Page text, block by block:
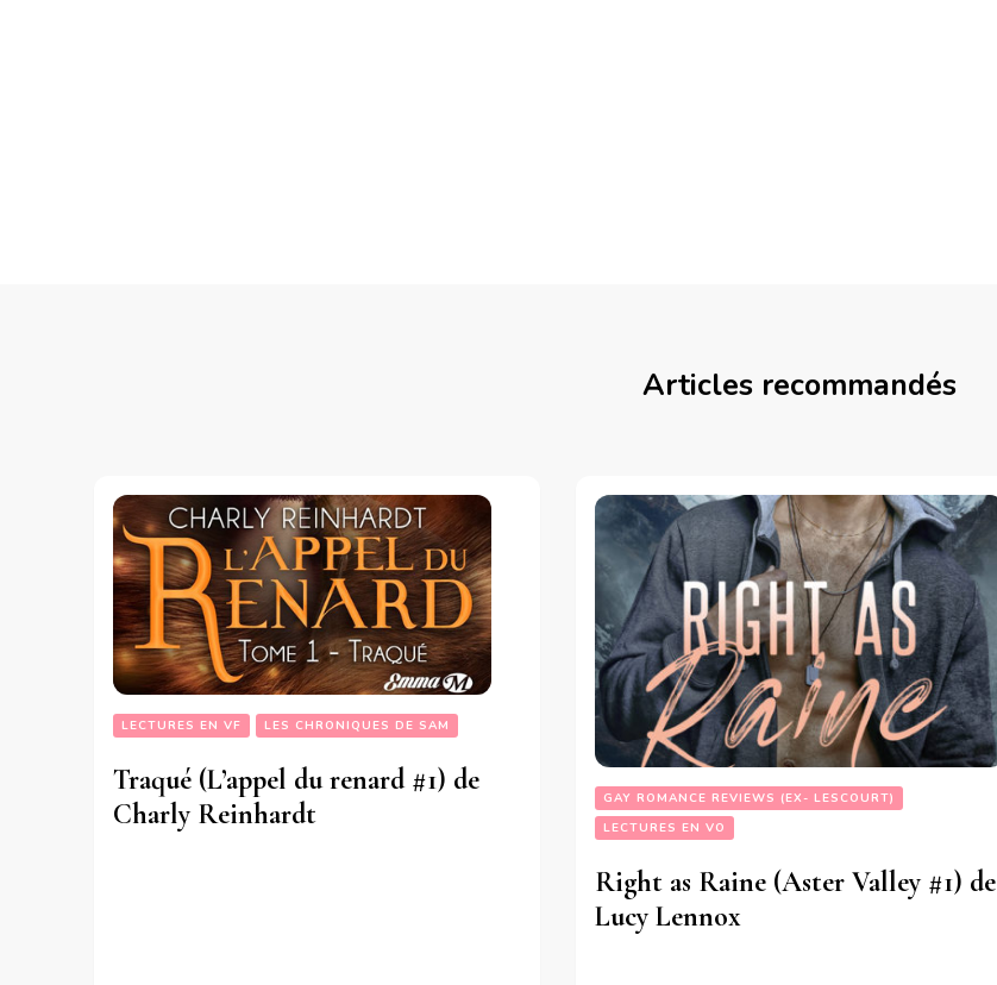
Articles recommandés
LECTURES EN VF LES CHRONIQUES DE SAM
Traqué (L’appel du renard #1) de
Charly Reinhardt
GAY ROMANCE REVIEWS (EX- LESCOURT)
LECTURES EN VO
Right as Raine (Aster Valley #1) de
Lucy Lennox